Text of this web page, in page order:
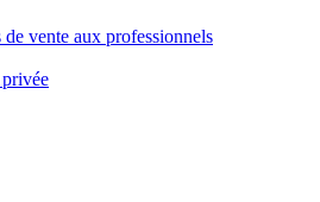
vente aux professionnels